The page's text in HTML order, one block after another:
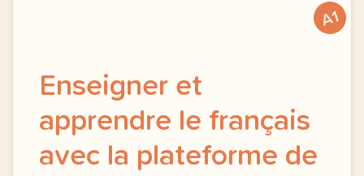
A1
Enseigner et
apprendre le français
avec la plateforme de